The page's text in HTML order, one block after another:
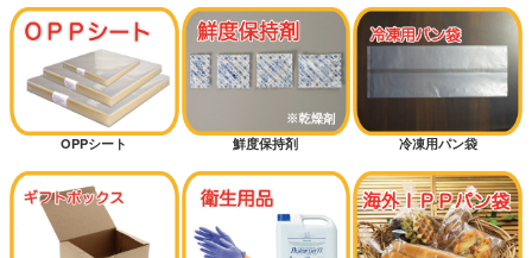
OPPシート 鮮度保持剤 冷凍用パン袋